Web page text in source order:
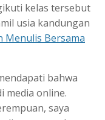
kelas tersebut
usia kandungan
Menulis Bersama
bahwa
media online.
saya